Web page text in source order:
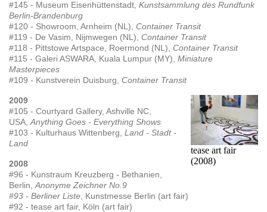
#145 - Museum Eisenhüttenstadt, Kunstsammlung des Rundfunk
Berlin-Brandenburg
#120 - Showroom, Arnheim (NL), Container Transit
#119 - De Vasim, Nijmwegen (NL), Container Transit
#118 - Pittstowe Artspace, Roermond (NL), Container Transit
#115 - Galeri ASWARA, Kuala Lumpur (MY), Miniature
Masterpieces
#109 - Kunstverein Duisburg, Container Transit
tease art fair
(2008)
2009
#105 - Courtyard Gallery, Ashville NC,
USA, Anything Goes - Everything Shows
#103 - Kulturhaus Wittenberg, Land - Stadt -
Land
2008
#96 - Kunstraum Kreuzberg - Bethanien,
Berlin, Anonyme Zeichner No.9
#93 - Berliner Liste , Kunstmesse Berlin (art fair)
#92 - tease art fair, Köln (art fair)